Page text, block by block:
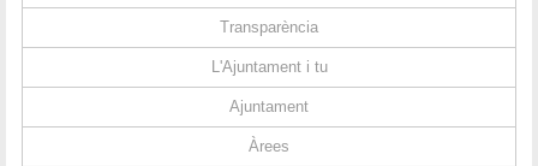
Transparència
L'Ajuntament i tu
Ajuntament
Àrees